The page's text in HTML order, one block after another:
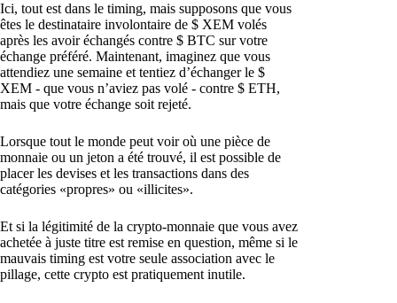
Ici, tout est dans le timing, mais supposons que vous
êtes le destinataire involontaire de $ XEM volés
après les avoir échangés contre $ BTC sur votre
échange préféré. Maintenant, imaginez que vous
attendiez une semaine et tentiez d’échanger le $
XEM - que vous n’aviez pas volé - contre $ ETH,
mais que votre échange soit rejeté.
Lorsque tout le monde peut voir où une pièce de
monnaie ou un jeton a été trouvé, il est possible de
placer les devises et les transactions dans des
catégories «propres» ou «illicites».
Et si la légitimité de la crypto-monnaie que vous avez
achetée à juste titre est remise en question, même si le
mauvais timing est votre seule association avec le
pillage, cette crypto est pratiquement inutile.